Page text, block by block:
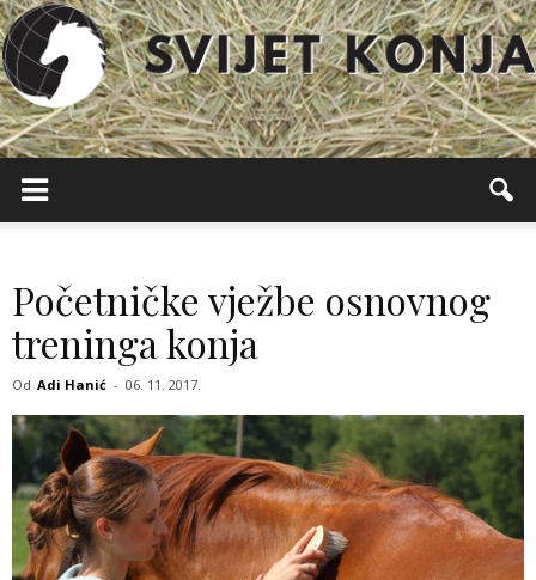
Svijet
Početničke vježbe osnovnog
treninga konja
Od Adi Hanić - 06. 11. 2017.